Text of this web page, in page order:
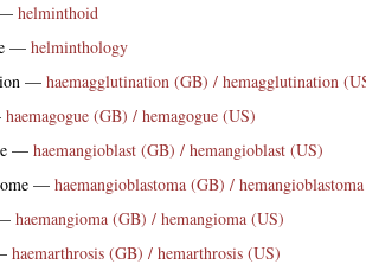
helminthoid
— helminthology
— haemagglutination (GB) / hemagglutination
haemagogue (GB) / hemagogue (US)
— haemangioblast (GB) / hemangioblast (US)
— haemangioblastoma (GB) /
haemangioma (GB) / hemangioma (US)
haemarthrosis (GB) / hemarthrosis (US)